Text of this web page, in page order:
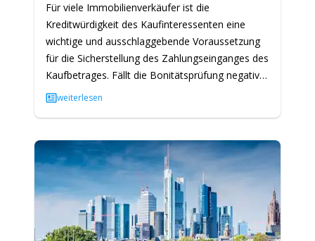
Für viele Immobilienverkäufer ist die
Kreditwürdigkeit des Kaufinteressenten eine
wichtige und ausschlaggebende Voraussetzung
für die Sicherstellung des Zahlungseinganges des
Kaufbetrages. Fällt die Bonitätsprüfung negativ
aus, hat dies in der Regel…
weiterlesen